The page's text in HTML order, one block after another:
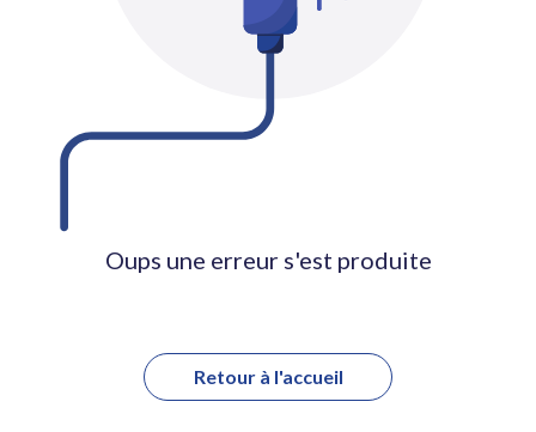
Oups une erreur s'est produite
Retour à l'accueil